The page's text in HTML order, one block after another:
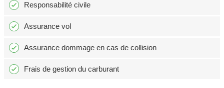
Responsabilité civile
Assurance vol
Assurance dommage en cas de collision
Frais de gestion du carburant